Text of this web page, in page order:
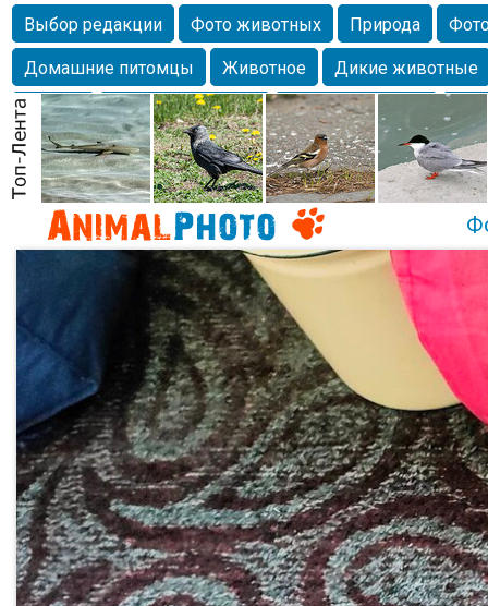
Выбор редакции Фото животных Природа
Домашние питомцы
Животное
Дикие животные
Собаки
Alexanderandronik Млекопитающие
Морда
Собачка Осень Портрет
Домашние
Насекомое
Коты Lebert Дикие птицы Утка